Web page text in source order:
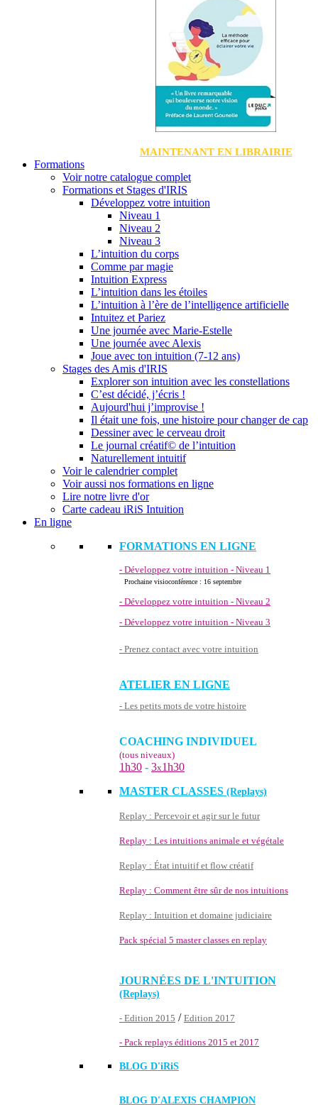
MAINTENANT EN LIBRAIRIE
Formations
Voir notre catalogue complet
Formations et Stages d'IRIS
Développez votre intuition
Niveau 1
Niveau 2
Niveau 3
L’intuition du corps
Comme par magie
Intuition Express
L’intuition dans les étoiles
L’intuition à l’ère de l’intelligence artificielle
Intuitez et Pariez
Une journée avec Marie-Estelle
Une journée avec Alexis
Joue avec ton intuition (7-12 ans)
Stages des Amis d'IRIS
Explorer son intuition avec les constellations
C’est décidé, j’écris !
Aujourd'hui j’improvise !
Il était une fois, une histoire pour changer de cap
Dessiner avec le cerveau droit
Le journal créatif© de l’intuition
Naturellement intuitif
Voir le calendrier complet
Voir aussi nos formations en ligne
Lire notre livre d'or
Carte cadeau iRiS Intuition
En ligne
FORMATIONS EN LIGNE
- Développez votre intuition - Niveau 1
Prochaine visioconférence : 16 septembre
- Développez votre intuition - Niveau 2
- Développez votre intuition - Niveau 3
- Prenez contact avec votre intuition
ATELIER EN LIGNE
- Les petits mots de votre histoire
COACHING INDIVIDUEL
(tous niveaux)
1h30 - 3x1h30
MASTER CLASSES (Replays)
Replay : Percevoir et agir sur le futur
Replay : Les intuitions animale et végétale
Replay : État intuitif et flow créatif
Replay : Comment être sûr de nos intuitions
Replay : Intuition et domaine judiciaire
Pack spécial 5 master classes en replay
JOURNÉES DE L'INTUITION
(Replays)
- Edition 2015 / Edition 2017
- Pack replays éditions 2015 et 2017
BLOG D'iRiS
BLOG D'ALEXIS CHAMPION